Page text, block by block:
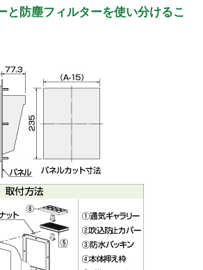
と防塵フィルターを使い分けるこ